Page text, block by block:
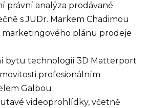
analýza prodávané
s JUDr. Markem Chadimou
plánu prodeje
technologií 3D Matterport
profesionálním
Galbou
videoprohlídky, včetně